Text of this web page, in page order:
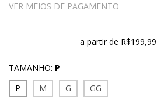
VER MEIOS DE PAGAMENTO
a partir de R$199,99
TAMANHO: P
P
M G GG